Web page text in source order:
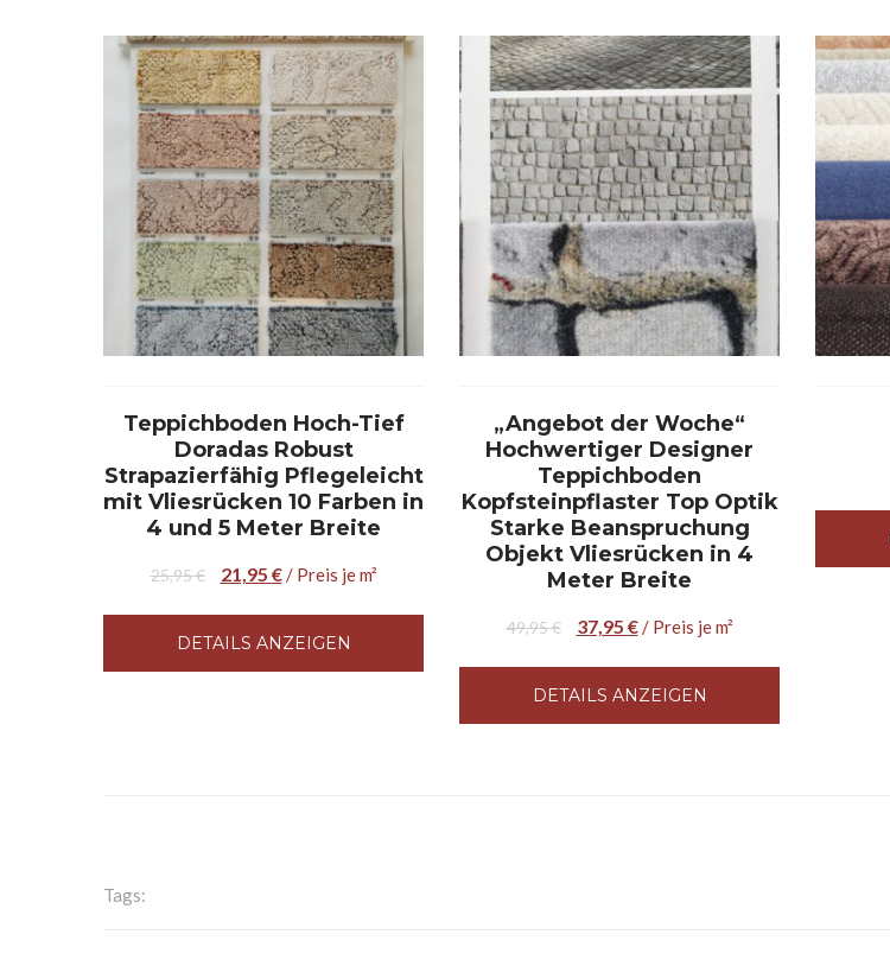
Teppichboden Hoch-Tief
Doradas Robust
Strapazierfähig Pflegeleicht
mit Vliesrücken 10 Farben in
4 und 5 Meter Breite
25,95€ 21,95 €/ Preis je m²
DETAILS ANZEIGEN
„Angebot der Woche“
Hochwertiger Designer
Teppichboden
Kopfsteinpflaster Top Optik
Starke Beanspruchung
Objekt Vliesrücken in 4
Meter Breite
49,95€ 37,95 €/ Preis je m²
DETAILS ANZEIGEN
Tags: